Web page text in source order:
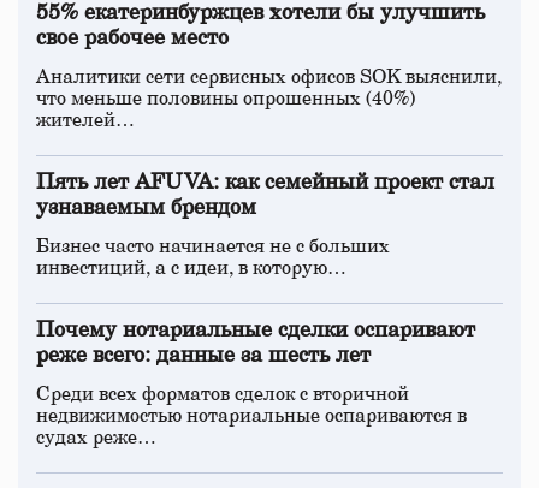
55% екатеринбуржцев хотели бы улучшить
свое рабочее место
Аналитики сети сервисных офисов SOK выяснили,
что меньше половины опрошенных (40%)
жителей…
Пять лет AFUVA: как семейный проект стал
узнаваемым брендом
Бизнес часто начинается не с больших
инвестиций, а с идеи, в которую…
Почему нотариальные сделки оспаривают
реже всего: данные за шесть лет
Среди всех форматов сделок с вторичной
недвижимостью нотариальные оспариваются в
судах реже…